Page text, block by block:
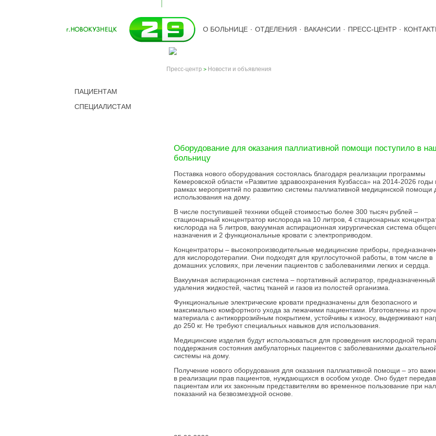
О БОЛЬНИЦЕ · ОТДЕЛЕНИЯ · ВАКАНСИИ · ПРЕСС-ЦЕНТР ·
Пресс-центр > Новости и объявления
ПАЦИЕНТАМ
СПЕЦИАЛИСТАМ
Оборудование для оказания паллиативной помощи поступило в
больницу
Поставка нового оборудования состоялась благодаря реализации программы
Кемеровской области «Развитие здравоохранения Кузбасса» на 2014-2026 годы
рамках мероприятий по развитию системы паллиативной медицинской помощи
использования на дому.
В числе поступившей техники общей стоимостью более 300 тысяч рублей –
стационарный концентратор кислорода на 10 литров, 4 стационарных
кислорода на 5 литров, вакуумная аспирационная хирургическая система
назначения и 2 функциональные кровати с электроприводом.
Концентраторы – высокопроизводительные медицинские приборы,
для кислородотерапии. Они подходят для круглосуточной работы, в том числе в
домашних условиях, при лечении пациентов с заболеваниями легких и сердца.
Вакуумная аспирационная система – портативный аспиратор,
удаления жидкостей, частиц тканей и газов из полостей организма.
Функциональные электрические кровати предназначены для безопасного и
максимально комфортного ухода за лежачими пациентами. Изготовлены из
материала с антикоррозийным покрытием, устойчивы к износу, выдерживают
до 250 кг. Не требуют специальных навыков для использования.
Медицинские изделия будут использоваться для проведения кислородной
поддержания состояния амбулаторных пациентов с заболеваниями
системы на дому.
Получение нового оборудования для оказания паллиативной помощи – это
в реализации прав пациентов, нуждающихся в особом уходе. Оно будет
пациентам или их законным представителям во временное пользование при
показаний на безвозмездной основе.